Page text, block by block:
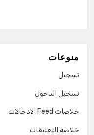
منوعات
تسجيل
تسجيل الدخول
خلاصات Feed الإدخالات
خلاصة التعليقات